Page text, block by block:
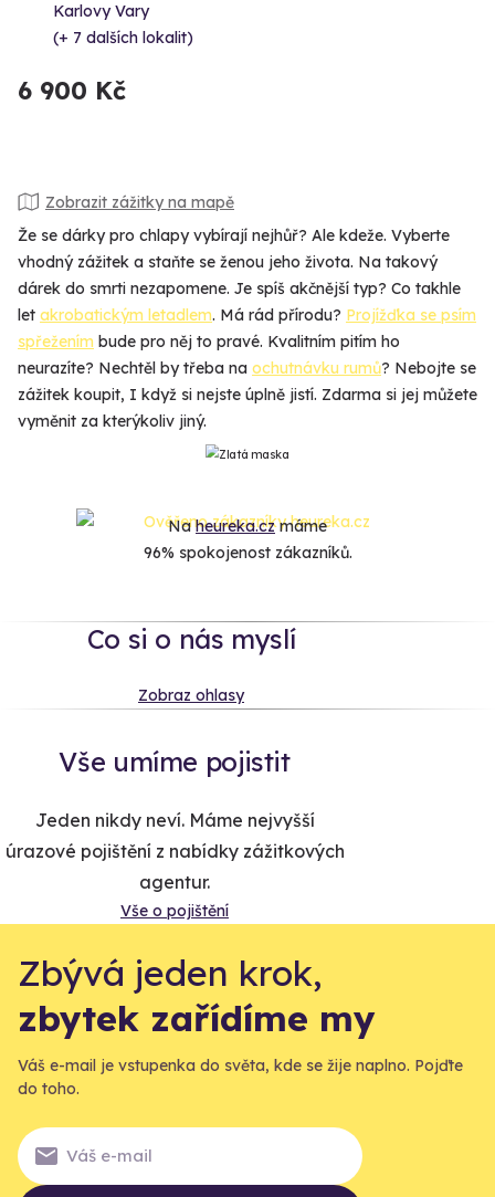
Karlovy Vary
(+ 7 dalších lokalit)
6 900 Kč
Zobrazit zážitky na mapě
Že se dárky pro chlapy vybírají nejhůř? Ale kdeže. Vyberte
vhodný zážitek a staňte se ženou jeho života. Na takový
dárek do smrti nezapomene. Je spíš akčnější typ? Co takhle
let akrobatickým letadlem. Má rád přírodu? Projížďka se psím
spřežením bude pro něj to pravé. Kvalitním pitím ho
neurazíte? Nechtěl by třeba na ochutnávku rumů? Nebojte se
zážitek koupit, I když si nejste úplně jistí. Zdarma si jej můžete
vyměnit za kterýkoliv jiný.
Naheureka.czmáme
96% spokojenost zákazníků.
Co si o nás myslí
Zobraz ohlasy
Vše umíme pojistit
Jeden nikdy neví. Máme nejvyšší
úrazové pojištění z nabídky zážitkových
agentur.
Vše o pojištění
Zbývá jeden krok,
zbytek zařídíme my
Váš e-mail je vstupenka do světa, kde se žije naplno. Pojďte
do toho.